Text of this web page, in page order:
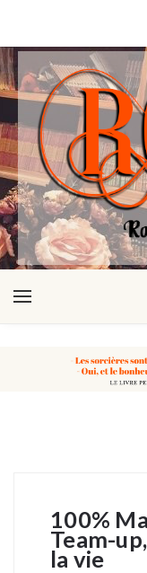
100%
Team-
la vie